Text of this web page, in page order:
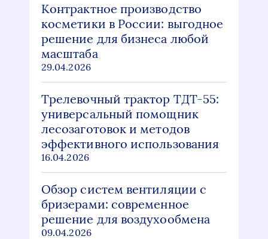
Контрактное производство
косметики в России: выгодное
решение для бизнеса любой
масштаба
29.04.2026
Трелевочный трактор ТДТ-55:
универсальный помощник
лесозаготовок и методов
эффективного использования
16.04.2026
Обзор систем вентиляции с
бризерами: современное
решение для воздухообмена
09.04.2026